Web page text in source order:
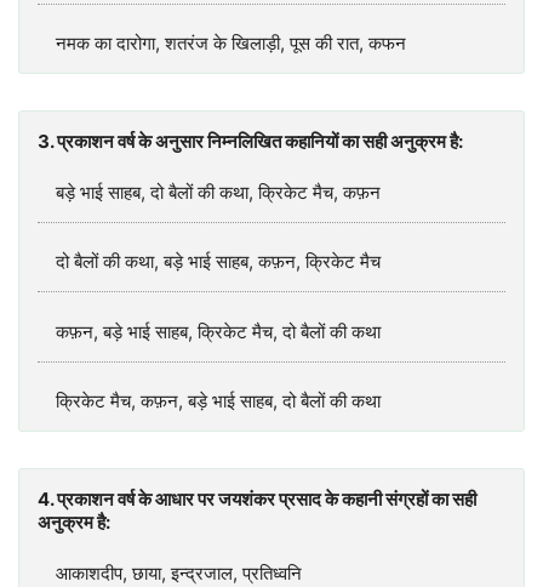
नमक का दारोगा, शतरंज के खिलाड़ी, पूस की रात, कफन
3. प्रकाशन वर्ष के अनुसार निम्नलिखित कहानियों का सही अनुक्रम है:
बड़े भाई साहब, दो बैलों की कथा, क्रिकेट मैच, कफ़न
दो बैलों की कथा, बड़े भाई साहब, कफ़न, क्रिकेट मैच
कफ़न, बड़े भाई साहब, क्रिकेट मैच, दो बैलों की कथा
क्रिकेट मैच, कफ़न, बड़े भाई साहब, दो बैलों की कथा
4. प्रकाशन वर्ष के आधार पर जयशंकर प्रसाद के कहानी संग्रहों का सही
अनुक्रम है:
आकाशदीप, छाया, इन्द्रजाल, प्रतिध्वनि